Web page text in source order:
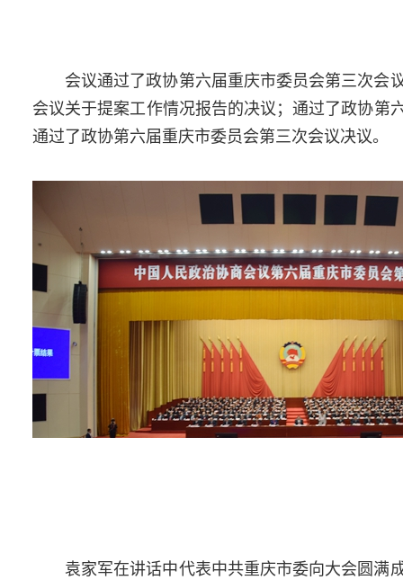
会议通过了政协第六届重庆市委员会第三次会
会议关于提案工作情况报告的决议；通过了政协
通过了政协第六届重庆市委员会第三次会议决议。
袁家军在讲话中代表中共重庆市委向大会圆满